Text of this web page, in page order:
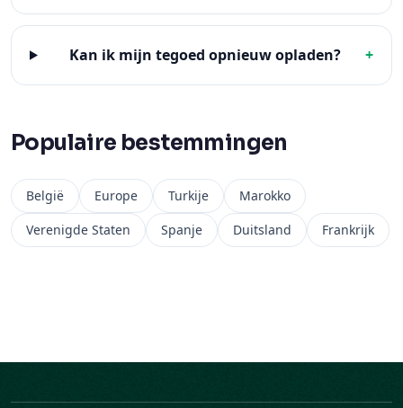
Kan ik mijn tegoed opnieuw opladen? +
Populaire bestemmingen
België Europe Turkije
Marokko
Verenigde Staten
Spanje Duitsland Frankrijk